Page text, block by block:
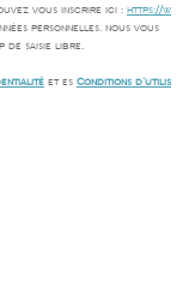
vous inscrire ici : https://w
personnelles, nous vous
de saisie libre.
et es Conditions d'utilis